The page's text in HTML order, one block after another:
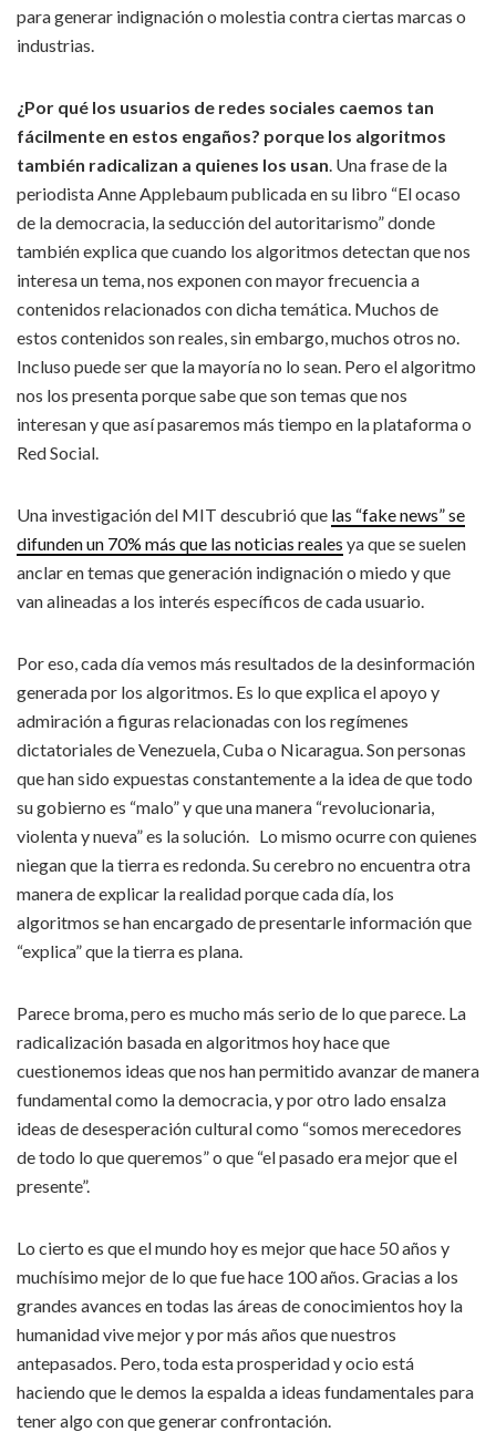
para generar indignación o molestia contra ciertas marcas o
industrias.
¿Por qué los usuarios de redes sociales caemos tan
fácilmente en estos engaños? porque los algoritmos
también radicalizan a quienes los usan. Una frase de la
periodista Anne Applebaum publicada en su libro “El ocaso
de la democracia, la seducción del autoritarismo” donde
también explica que cuando los algoritmos detectan que nos
interesa un tema, nos exponen con mayor frecuencia a
contenidos relacionados con dicha temática. Muchos de
estos contenidos son reales, sin embargo, muchos otros no.
Incluso puede ser que la mayoría no lo sean. Pero el algoritmo
nos los presenta porque sabe que son temas que nos
interesan y que así pasaremos más tiempo en la plataforma o
Red Social.
Una investigación del MIT descubrió que las “fake news” se
difunden un 70% más que las noticias reales ya que se suelen
anclar en temas que generación indignación o miedo y que
van alineadas a los interés específicos de cada usuario.
Por eso, cada día vemos más resultados de la desinformación
generada por los algoritmos. Es lo que explica el apoyo y
admiración a figuras relacionadas con los regímenes
dictatoriales de Venezuela, Cuba o Nicaragua. Son personas
que han sido expuestas constantemente a la idea de que todo
su gobierno es “malo” y que una manera “revolucionaria,
violenta y nueva” es la solución. Lo mismo ocurre con quienes
niegan que la tierra es redonda. Su cerebro no encuentra otra
manera de explicar la realidad porque cada día, los
algoritmos se han encargado de presentarle información que
“explica” que la tierra es plana.
Parece broma, pero es mucho más serio de lo que parece. La
radicalización basada en algoritmos hoy hace que
cuestionemos ideas que nos han permitido avanzar de manera
fundamental como la democracia, y por otro lado ensalza
ideas de desesperación cultural como “somos merecedores
de todo lo que queremos” o que “el pasado era mejor que el
presente”.
Lo cierto es que el mundo hoy es mejor que hace 50 años y
muchísimo mejor de lo que fue hace 100 años. Gracias a los
grandes avances en todas las áreas de conocimientos hoy la
humanidad vive mejor y por más años que nuestros
antepasados. Pero, toda esta prosperidad y ocio está
haciendo que le demos la espalda a ideas fundamentales para
tener algo con que generar confrontación.